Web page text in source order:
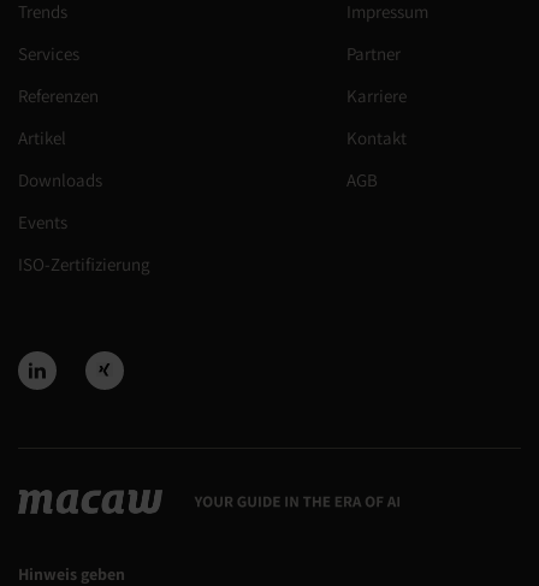
Trends
Services
Referenzen
Artikel
Downloads
Events
ISO-Zertifizierung
Impressum
Partner
Karriere
Kontakt
AGB
Hinweis geben